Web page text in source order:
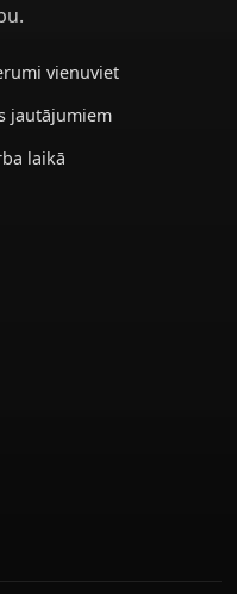
vienuviet
jautājumiem
laikā